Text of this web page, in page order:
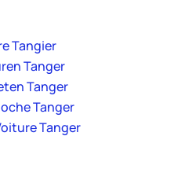
Tangier
Tanger
Tanger
Tanger
Tanger